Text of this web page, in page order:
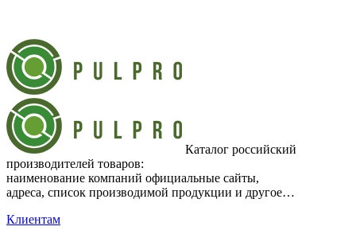
Каталог российский
производителей товаров:
наименование компаний официальные сайты,
адреса, список производимой продукции и другое…
Клиентам